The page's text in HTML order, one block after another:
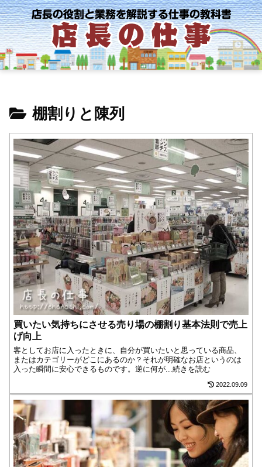
棚割りと陳列
買いたい気持ちにさせる売り場の棚割り基本法則で売上
げ向上
客としてお店に入ったときに、自分が買いたいと思っている商品、
またはカテゴリーがどこにあるのか？それが明確なお店というのは
入った瞬間に安心できるものです。逆に何が...続きを読む
2022.09.09